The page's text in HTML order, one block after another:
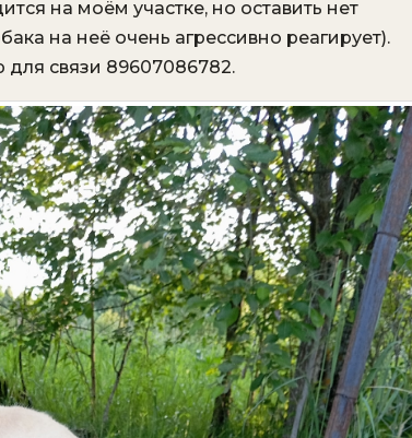
на моём участке, но оставить нет
на неё очень агрессивно реагирует).
связи 89607086782.